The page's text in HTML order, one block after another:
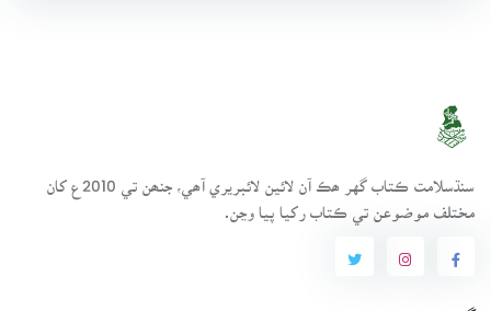
سنڌسلامت ڪتاب گهر ھڪ آن لائين لائبريري آھي، جنھن تي 2010ع کان
مختلف موضوعن تي ڪتاب رکيا پيا وڃن.